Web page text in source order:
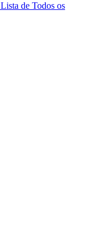
Lista de Todos os